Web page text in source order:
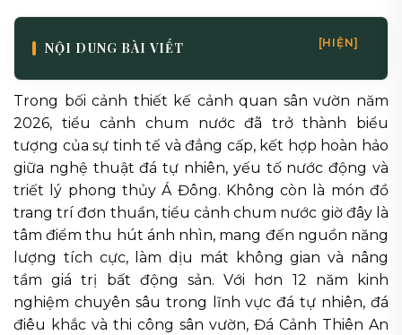
NỘI DUNG BÀI VIẾT [HIỆN]
Trong bối cảnh thiết kế cảnh quan sân vườn năm
2026, tiểu cảnh chum nước đã trở thành biểu
tượng của sự tinh tế và đẳng cấp, kết hợp hoàn hảo
giữa nghệ thuật đá tự nhiên, yếu tố nước động và
triết lý phong thủy Á Đông. Không còn là món đồ
trang trí đơn thuần, tiểu cảnh chum nước giờ đây là
tâm điểm thu hút ánh nhìn, mang đến nguồn năng
lượng tích cực, làm dịu mát không gian và nâng
tầm giá trị bất động sản. Với hơn 12 năm kinh
nghiệm chuyên sâu trong lĩnh vực đá tự nhiên, đá
điêu khắc và thi công sân vườn, Đá Cảnh Thiên An